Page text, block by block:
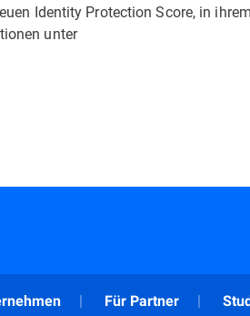
Identity Protection Score, in ihrem
unter
Für Partner